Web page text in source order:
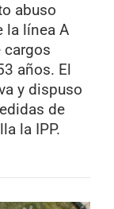
abuso
la línea A
cargos
años. El
y dispuso
de
la IPP.